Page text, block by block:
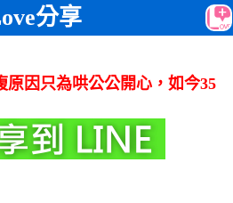
分享
原因只為哄公公開心，如今35